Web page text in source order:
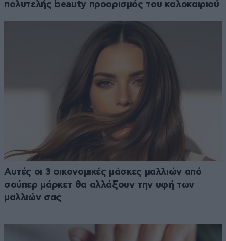
πολυτελής beauty προορισμός του καλοκαιριού
Αυτές οι 3 οικονομικές μάσκες μαλλιών από
σούπερ μάρκετ θα αλλάξουν την υφή των
μαλλιών σας